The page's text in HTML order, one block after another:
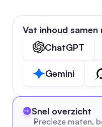
Vat inhoud samen
ChatGPT
Gemini
Snel overzicht
Precieze maten,